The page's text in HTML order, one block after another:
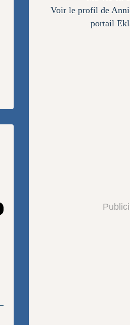
Voir le profil de
portail